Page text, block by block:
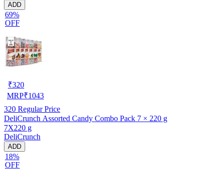
ADD
69%
OFF
₹320
MRP₹1043
320 Regular Price
DeliCrunch Assorted Candy Combo Pack 7 × 220 g
7X220 g
DeliCrunch
ADD
18%
OFF